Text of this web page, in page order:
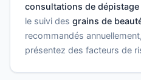
consultations de dépistage
le suivi des grains de
recommandés
présentez des facteurs de